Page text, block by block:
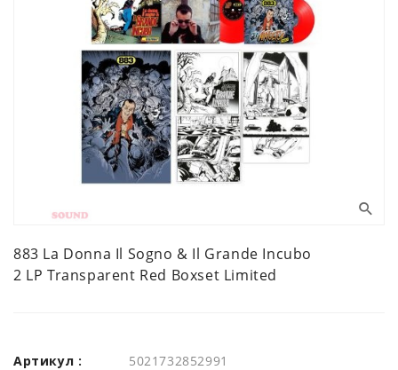
883 La Donna Il Sogno & Il Grande Incubo
2 LP Transparent Red Boxset Limited
Артикул :
5021732852991